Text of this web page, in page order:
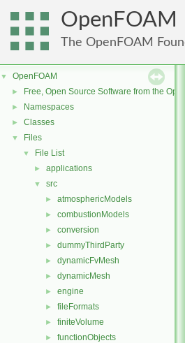
OpenFOAM
The OpenFOAM
▼ OpenFOAM
► Free, Open Source Software from the
► Namespaces
► Classes
▼ Files
▼ File List
► applications
▼ src
► atmosphericModels
► combustionModels
► conversion
► dummyThirdParty
► dynamicFvMesh
► dynamicMesh
► engine
► fileFormats
► finiteVolume
► functionObjects